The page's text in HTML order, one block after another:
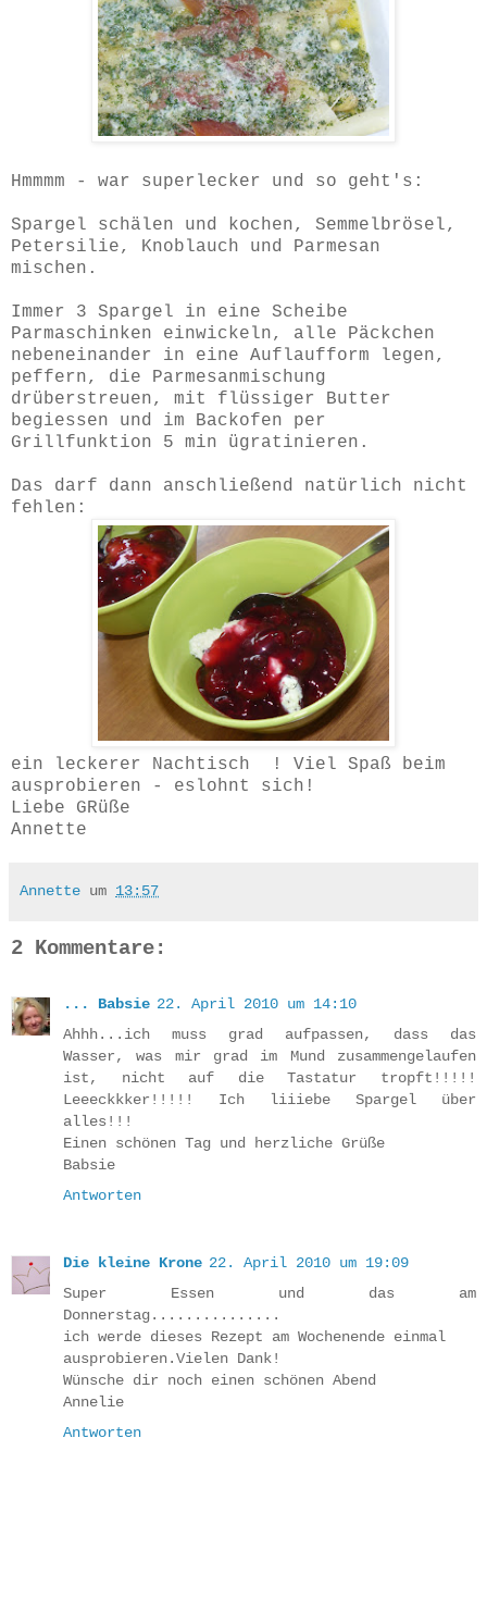
Hmmmm - war superlecker und so geht's:
Spargel schälen und kochen, Semmelbrösel,
Petersilie, Knoblauch und Parmesan
mischen.
Immer 3 Spargel in eine Scheibe
Parmaschinken einwickeln, alle Päckchen
nebeneinander in eine Auflaufform legen,
peffern, die Parmesanmischung
drüberstreuen, mit flüssiger Butter
begiessen und im Backofen per
Grillfunktion 5 min ügratinieren.
Das darf dann anschließend natürlich nicht
fehlen:
ein leckerer Nachtisch ! Viel Spaß beim
ausprobieren - eslohnt sich!
Liebe GRüße
Annette
Annette um 13:57
2 Kommentare:
... Babsie 22. April 2010 um 14:10
Ahhh...ich muss grad aufpassen, dass das
Wasser, was mir grad im Mund zusammengelaufen
ist, nicht auf die Tastatur tropft!!!!!
Leeeckkker!!!!! Ich liiiebe Spargel über
alles!!!
Einen schönen Tag und herzliche Grüße
Babsie
Antworten
Die kleine Krone 22. April 2010 um 19:09
Super Essen und das am
Donnerstag...............
ich werde dieses Rezept am Wochenende einmal
ausprobieren.Vielen Dank!
Wünsche dir noch einen schönen Abend
Annelie
Antworten